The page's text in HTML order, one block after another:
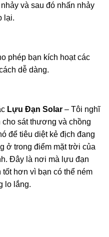
và sau đó nhấn nhảy
lại.
phép bạn kích hoạt các
dễ dàng.
Lựu Đạn Solar– Tôi nghĩ
cho sát thương và chồng
để tiêu diệt kẻ địch đang
ở trong điểm mặt trời của
Đây là nơi mà lựu đạn
hơn vì bạn có thể ném
lo lắng.